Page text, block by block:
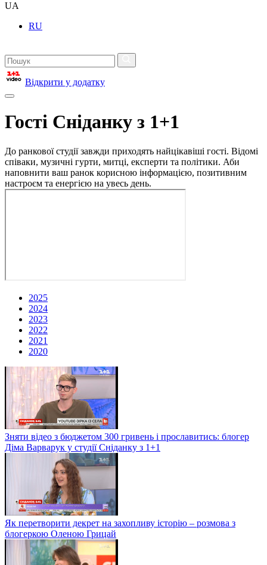
UA
RU
Відкрити у додатку
Гості Сніданку з 1+1
До ранкової студії завжди приходять найцікавіші гості. Відомі
співаки, музичні гурти, митці, експерти та політики. Аби
наповнити ваш ранок корисною інформацією, позитивним
настроєм та енергією на увесь день.
2025
2024
2023
2022
2021
2020
Зняти відео з бюджетом 300 гривень і прославитись: блогер
Діма Варварук у студії Сніданку з 1+1
Як перетворити декрет на захопливу історію – розмова з
блогеркою Оленою Грицай